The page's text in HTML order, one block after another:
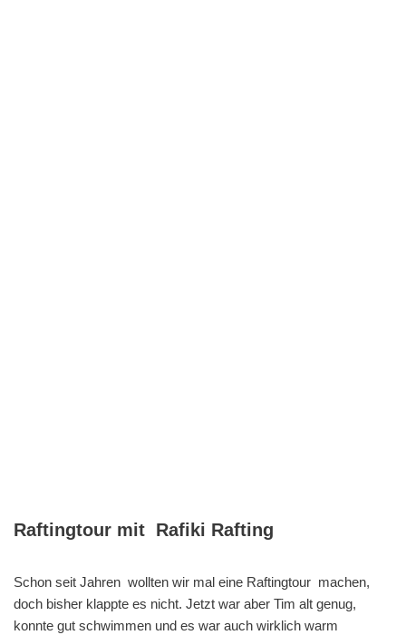
Raftingtour mit Rafiki Rafting
Schon seit Jahren wollten wir mal eine Raftingtour machen,
doch bisher klappte es nicht. Jetzt war aber Tim alt genug,
konnte gut schwimmen und es war auch wirklich warm